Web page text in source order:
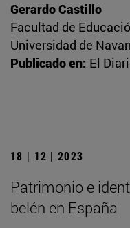
Gerardo Castillo
Facultad de
Universidad de
Publicado en: El
18 | 12 | 2023
Patrimonio e
belén en España